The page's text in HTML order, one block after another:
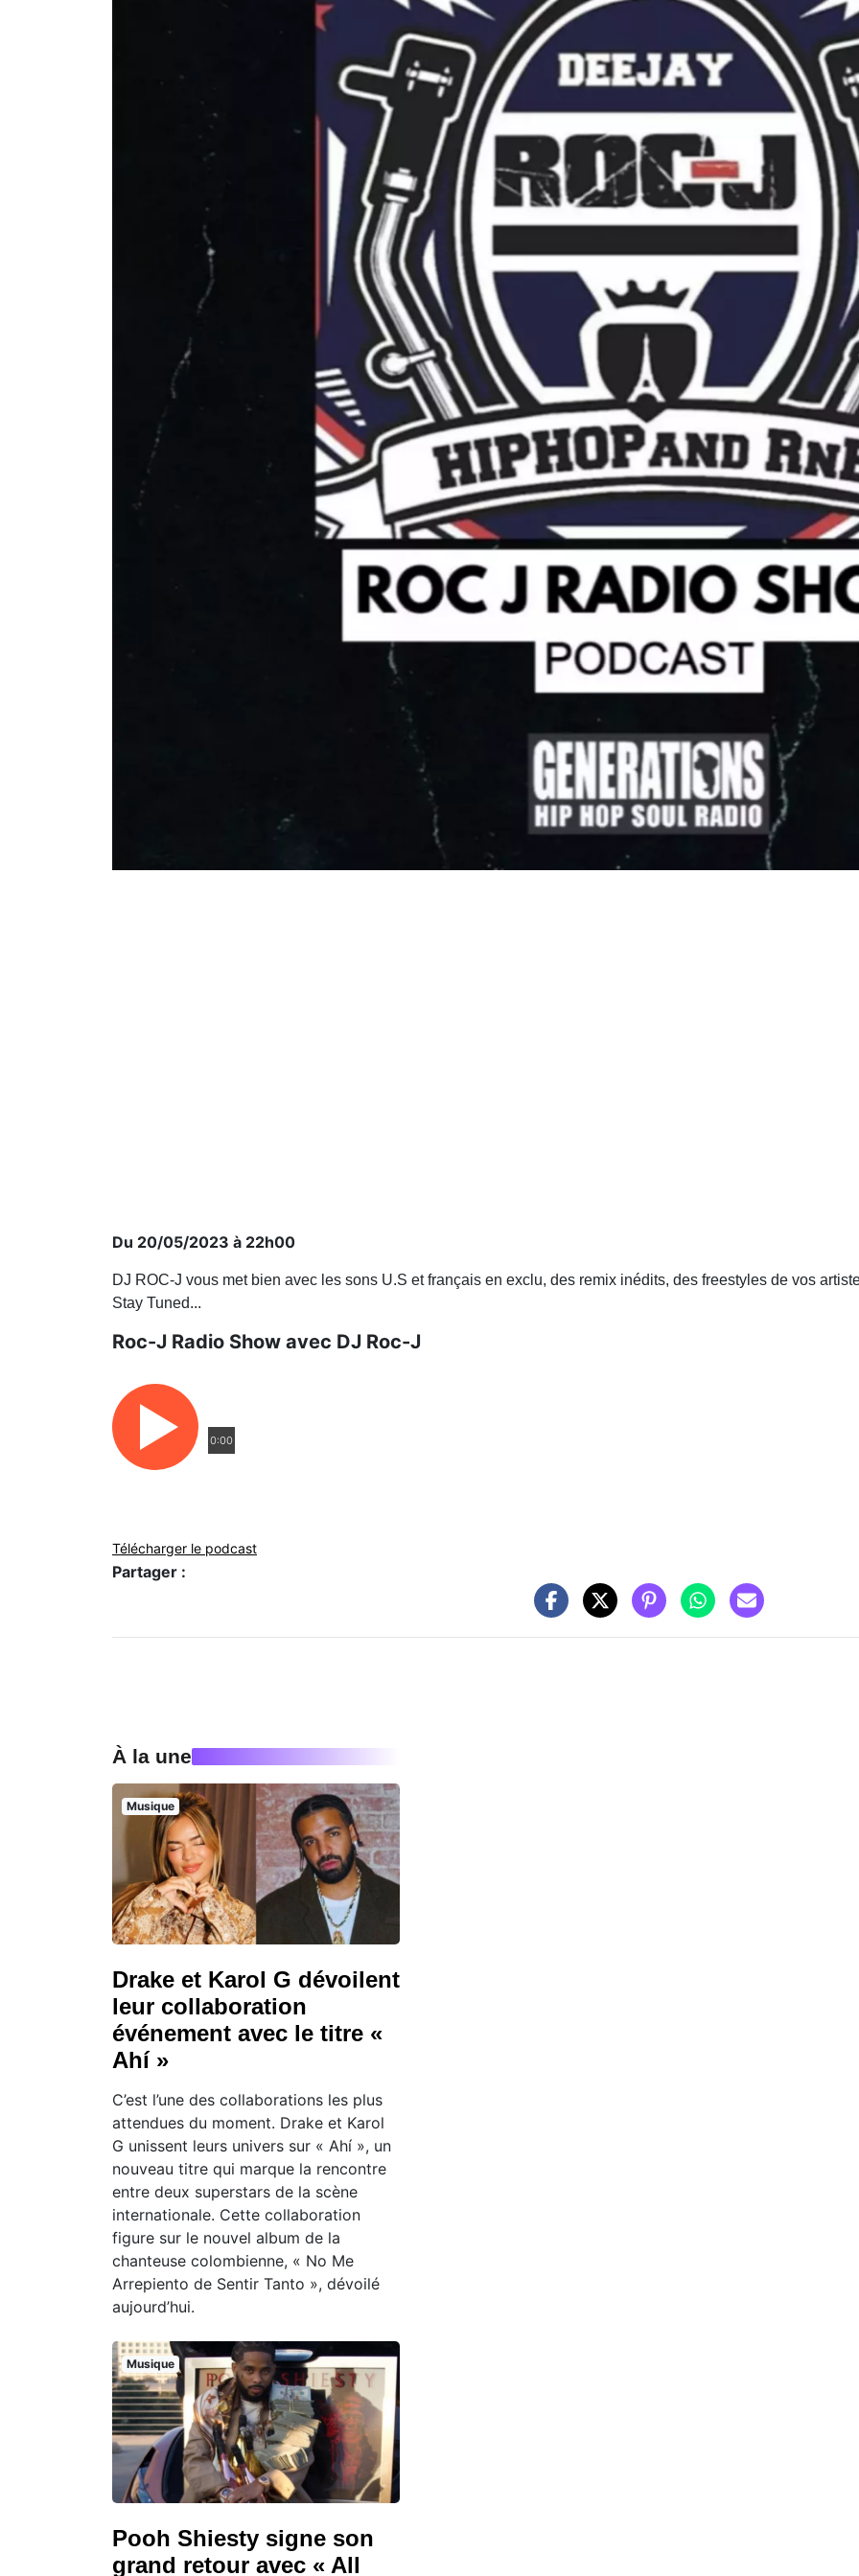
Du 20/05/2023 à 22h00
DJ ROC-J vous met bien avec les sons U.S et français en exclu, des remix inédits, des freestyles de vos
Stay Tuned...
Roc-J Radio Show avec DJ Roc-J
0:00
Télécharger le podcast
Partager :
À la une
Musique
Drake et Karol G dévoilent
leur collaboration
événement avec le titre «
Ahí »
C’est l’une des collaborations les plus
attendues du moment. Drake et Karol
G unissent leurs univers sur « Ahí », un
nouveau titre qui marque la rencontre
entre deux superstars de la scène
internationale. Cette collaboration
figure sur le nouvel album de la
chanteuse colombienne, « No Me
Arrepiento de Sentir Tanto », dévoilé
aujourd’hui.
Musique
Pooh Shiesty signe son
grand retour avec « All